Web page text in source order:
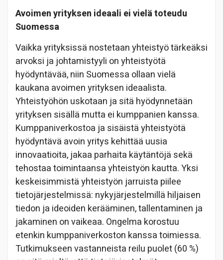
Avoimen yrityksen ideaali ei vielä toteudu
Suomessa
Vaikka yrityksissä nostetaan yhteistyö tärkeäksi
arvoksi ja johtamistyyli on yhteistyötä
hyödyntävää, niin Suomessa ollaan vielä
kaukana avoimen yrityksen ideaalista.
Yhteistyöhön uskotaan ja sitä hyödynnetään
yrityksen sisällä mutta ei kumppanien kanssa.
Kumppaniverkostoa ja sisäistä yhteistyötä
hyödyntävä avoin yritys kehittää uusia
innovaatioita, jakaa parhaita käytäntöjä sekä
tehostaa toimintaansa yhteistyön kautta. Yksi
keskeisimmistä yhteistyön jarruista piilee
tietojärjestelmissä: nykyjärjestelmillä hiljaisen
tiedon ja ideoiden kerääminen, tallentaminen ja
jakaminen on vaikeaa. Ongelma korostuu
etenkin kumppaniverkoston kanssa toimiessa.
Tutkimukseen vastanneista reilu puolet (60 %)